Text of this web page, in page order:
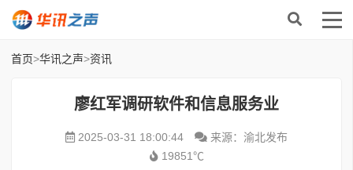
首页>华讯之声>资讯
廖红军调研软件和信息服务业
2025-03-31 18:00:44
来源：渝北发布
19851℃